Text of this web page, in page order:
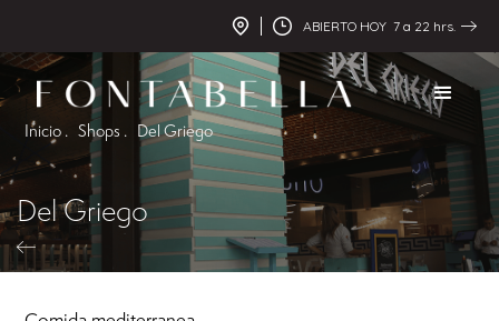
ABIERTO HOY 7 a 22 hrs.
Inicio . Shops . Del Griego
Del Griego